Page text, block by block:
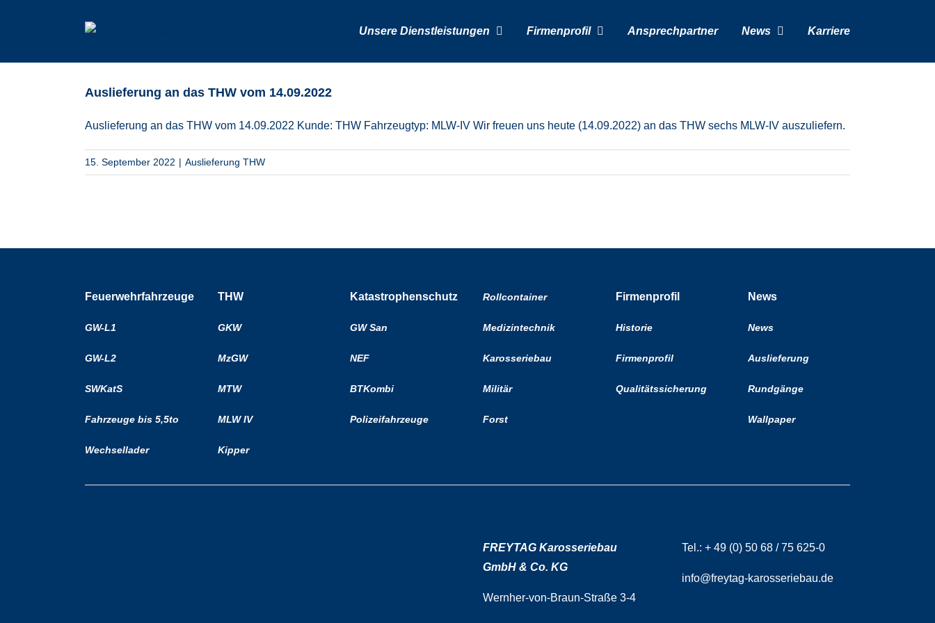
Unsere Dienstleistungen Firmenprofil Ansprechpartner News Karriere
Auslieferung an das THW vom 14.09.2022
Auslieferung an das THW vom 14.09.2022 Kunde: THW Fahrzeugtyp: MLW-IV Wir freuen uns heute (14.09.2022) an das THW sechs MLW-IV auszuliefern.
15. September 2022 | Auslieferung THW
Feuerwehrfahrzeuge
GW-L1
GW-L2
SWKatS
Fahrzeuge bis 5,5to
Wechsellader
THW
GKW
MzGW
MTW
MLW IV
Kipper
Katastrophenschutz
GW San
NEF
BTKombi
Polizeifahrzeuge
Rollcontainer
Medizintechnik
Karosseriebau
Militär
Forst
Firmenprofil
Historie
Firmenprofil
Qualitätssicherung
News
News
Auslieferung
Rundgänge
Wallpaper
FREYTAG Karosseriebau
GmbH & Co. KG
Wernher-von-Braun-Straße 3-4
Tel.: + 49 (0) 50 68 / 75 625-0
info@freytag-karosseriebau.de